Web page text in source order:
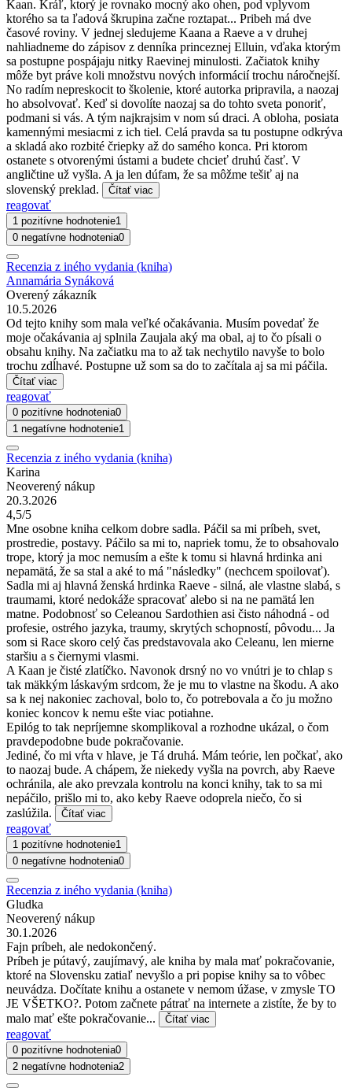
Kaan. Kráľ, ktorý je rovnako mocný ako ohen, pod vplyvom
ktorého sa ta ľadová škrupina začne roztapat... Pribeh má dve
časové roviny. V jednej sledujeme Kaana a Raeve a v druhej
nahliadneme do zápisov z denníka princeznej Elluin, vďaka ktorým
sa postupne pospájaju nitky Raevinej minulosti. Začiatok knihy
môže byt práve koli množstvu nových informácií trochu náročnejší.
No radím nepreskocit to školenie, ktoré autorka pripravila, a naozaj
ho absolvovať. Keď si dovolíte naozaj sa do tohto sveta ponoriť,
podmani si vás. A tým najkrajsim v nom sú draci. A obloha, posiata
kamennými mesiacmi z ich tiel. Celá pravda sa tu postupne odkrýva
a skladá ako rozbité čriepky až do samého konca. Pri ktorom
ostanete s otvorenými ústami a budete chcieť druhú časť. V
angličtine už vyšla. A ja len dúfam, že sa môžme tešiť aj na
slovenský preklad.
Čítať viac
reagovať
1 pozitívne hodnotenie1
0 negatívne hodnotenia0
Recenzia z iného vydania (kniha)
Annamária Synáková
Overený zákazník
10.5.2026
Od tejto knihy som mala veľké očakávania. Musím povedať že
moje očakávania aj splnila Zaujala aký ma obal, aj to čo písali o
obsahu knihy. Na začiatku ma to až tak nechytilo navyše to bolo
trochu zdĺhavé. Postupne už som sa do to začítala aj sa mi páčila.
Čítať viac
reagovať
0 pozitívne hodnotenia0
1 negatívne hodnotenie1
Recenzia z iného vydania (kniha)
Karina
Neoverený nákup
20.3.2026
4,5/5
Mne osobne kniha celkom dobre sadla. Páčil sa mi príbeh, svet,
prostredie, postavy. Páčilo sa mi to, napriek tomu, že to obsahovalo
trope, ktorý ja moc nemusím a ešte k tomu si hlavná hrdinka ani
nepamätá, že sa stal a aké to má "následky" (nechcem spoilovať).
Sadla mi aj hlavná ženská hrdinka Raeve - silná, ale vlastne slabá, s
traumami, ktoré nedokáže spracovať alebo si na ne pamätá len
matne. Podobnosť so Celeanou Sardothien asi čisto náhodná - od
profesie, ostrého jazyka, traumy, skrytých schopností, pôvodu... Ja
som si Race skoro celý čas predstavovala ako Celeanu, len mierne
staršiu a s čiernymi vlasmi.
A Kaan je čisté zlatíčko. Navonok drsný no vo vnútri je to chlap s
tak mäkkým láskavým srdcom, že je mu to vlastne na škodu. A ako
sa k nej nakoniec zachoval, bolo to, čo potrebovala a čo ju možno
koniec koncov k nemu ešte viac potiahne.
Epilóg to tak nepríjemne skomplikoval a rozhodne ukázal, o čom
pravdepodobne bude pokračovanie.
Jediné, čo mi vŕta v hlave, je Tá druhá. Mám teórie, len počkať, ako
to naozaj bude. A chápem, že niekedy vyšla na povrch, aby Raeve
ochránila, ale ako prevzala kontrolu na konci knihy, tak to sa mi
nepáčilo, prišlo mi to, ako keby Raeve odoprela niečo, čo si
zaslúžila.
Čítať viac
reagovať
1 pozitívne hodnotenie1
0 negatívne hodnotenia0
Recenzia z iného vydania (kniha)
Gludka
Neoverený nákup
30.1.2026
Fajn príbeh, ale nedokončený.
Príbeh je pútavý, zaujímavý, ale kniha by mala mať pokračovanie,
ktoré na Slovensku zatiaľ nevyšlo a pri popise knihy sa to vôbec
neuvádza. Dočítate knihu a ostanete v nemom úžase, v zmysle TO
JE VŠETKO?. Potom začnete pátrať na internete a zistíte, že by to
malo mať ešte pokračovanie...
Čítať viac
reagovať
0 pozitívne hodnotenia0
2 negatívne hodnotenia2